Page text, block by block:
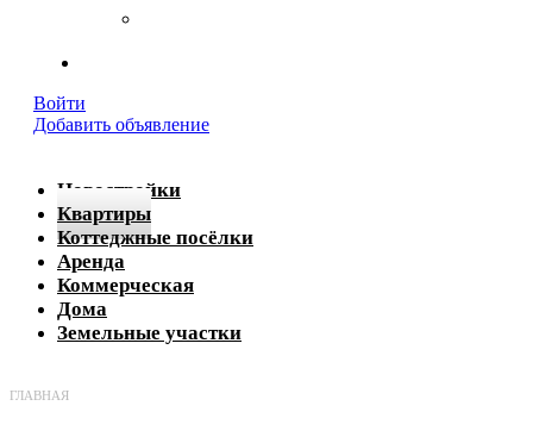
Войти
Добавить объявление
Новостройки
Квартиры
Коттеджные посёлки
Аренда
Коммерческая
Дома
Земельные участки
ГЛАВНАЯ